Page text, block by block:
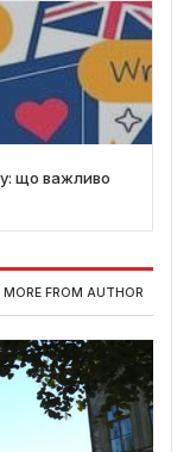
що важливо
MORE FROM AUTHOR